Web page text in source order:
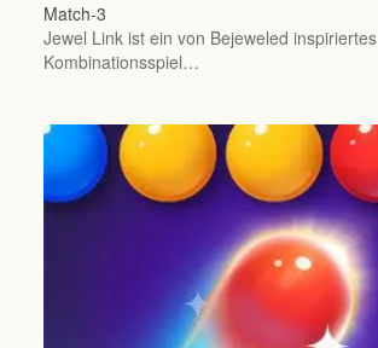
Match-3
Jewel Link ist ein von Bejeweled inspiriertes
Kombinationsspiel…